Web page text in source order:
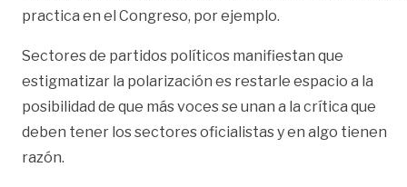
practica en el Congreso, por ejemplo.
Sectores de partidos políticos manifiestan que
estigmatizar la polarización es restarle espacio a la
posibilidad de que más voces se unan a la crítica que
deben tener los sectores oficialistas y en algo tienen
razón.